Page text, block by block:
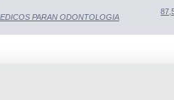
PARAN ODONTOLOGIA